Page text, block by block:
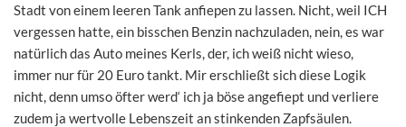
Stadt von einem leeren Tank anfiepen zu lassen. Nicht, weil ICH
vergessen hatte, ein bisschen Benzin nachzuladen, nein, es war
natürlich das Auto meines Kerls, der, ich weiß nicht wieso,
immer nur für 20 Euro tankt. Mir erschließt sich diese Logik
nicht, denn umso öfter werd‘ ich ja böse angefiept und verliere
zudem ja wertvolle Lebenszeit an stinkenden Zapfsäulen.